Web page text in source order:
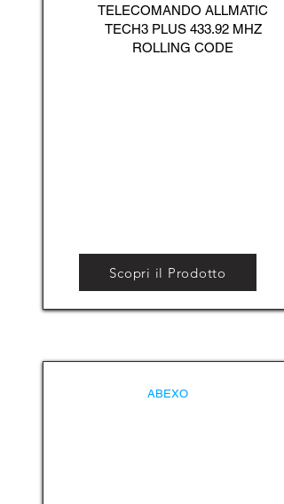
TELECOMANDO ALLMATIC
TECH3 PLUS 433.92 MHZ
ROLLING CODE
Scopri il Prodotto
ABEXO